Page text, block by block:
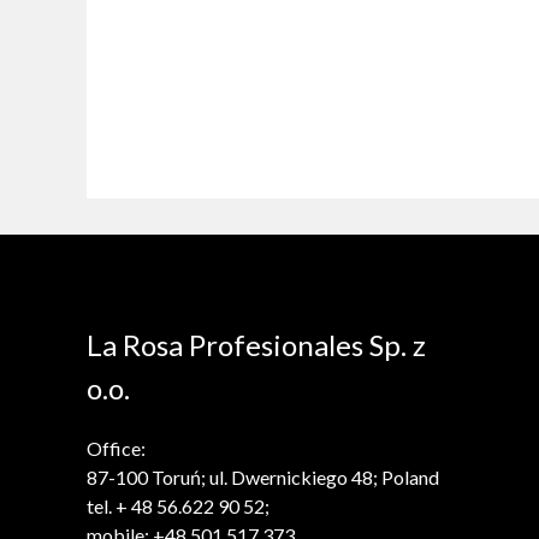
La Rosa Profesionales Sp. z
o.o.
Office:
87-100 Toruń; ul. Dwernickiego 48; Poland
tel. + 48 56.622 90 52;
mobile: +48 501 517 373